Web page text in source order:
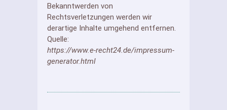
Bekanntwerden von
Rechtsverletzungen werden wir
derartige Inhalte umgehend entfernen.
Quelle:
https://www.e-recht24.de/impressum-
generator.html